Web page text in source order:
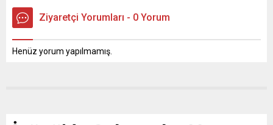
Ziyaretçi Yorumları - 0 Yorum
Henüz yorum yapılmamış.